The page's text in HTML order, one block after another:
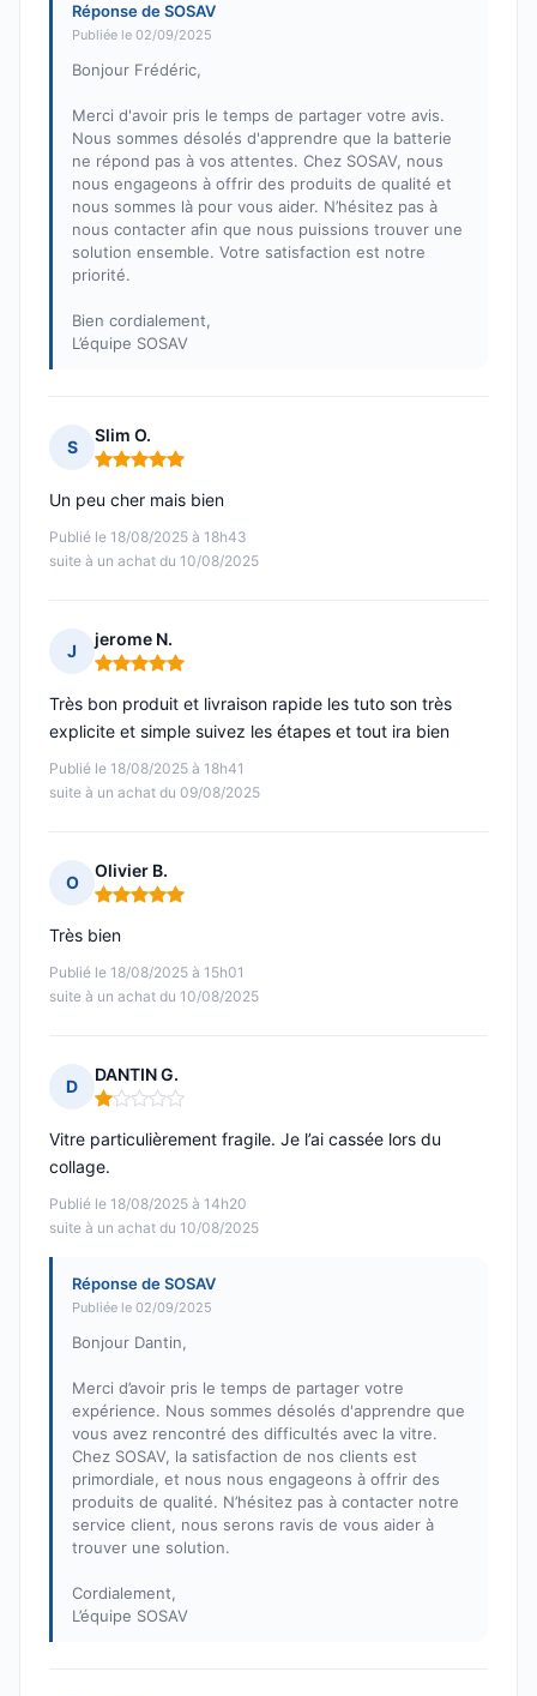
Réponse de SOSAV
Publiée le 02/09/2025
Bonjour Frédéric,
Merci d'avoir pris le temps de partager votre avis.
Nous sommes désolés d'apprendre que la batterie
ne répond pas à vos attentes. Chez SOSAV, nous
nous engageons à offrir des produits de qualité et
nous sommes là pour vous aider. N’hésitez pas à
nous contacter afin que nous puissions trouver une
solution ensemble. Votre satisfaction est notre
priorité.
Bien cordialement,
L’équipe SOSAV
S
Slim O.
Note : 5 sur 5
Publié le 18/08/2025 à 18h43
suite à un achat du 10/08/2025
Un peu cher mais bien
J
jerome N.
Note : 5 sur 5
Publié le 18/08/2025 à 18h41
suite à un achat du 09/08/2025
Très bon produit et livraison rapide les tuto son très
explicite et simple suivez les étapes et tout ira bien
O
Olivier B.
Note : 5 sur 5
Publié le 18/08/2025 à 15h01
suite à un achat du 10/08/2025
Très bien
D
DANTIN G.
Note : 1 sur 5
Publié le 18/08/2025 à 14h20
suite à un achat du 10/08/2025
Vitre particulièrement fragile. Je l’ai cassée lors du
collage.
Réponse de SOSAV
Publiée le 02/09/2025
Bonjour Dantin,
Merci d’avoir pris le temps de partager votre
expérience. Nous sommes désolés d'apprendre que
vous avez rencontré des difficultés avec la vitre.
Chez SOSAV, la satisfaction de nos clients est
primordiale, et nous nous engageons à offrir des
produits de qualité. N’hésitez pas à contacter notre
service client, nous serons ravis de vous aider à
trouver une solution.
Cordialement,
L’équipe SOSAV